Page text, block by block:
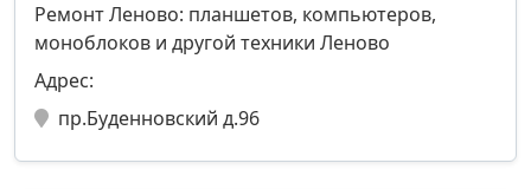
Ремонт Леново: планшетов, компьютеров,
моноблоков и другой техники Леново
Адрес:
пр.Буденновский д.96